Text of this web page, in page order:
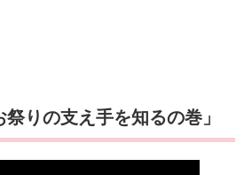
りの支え手を知るの巻」